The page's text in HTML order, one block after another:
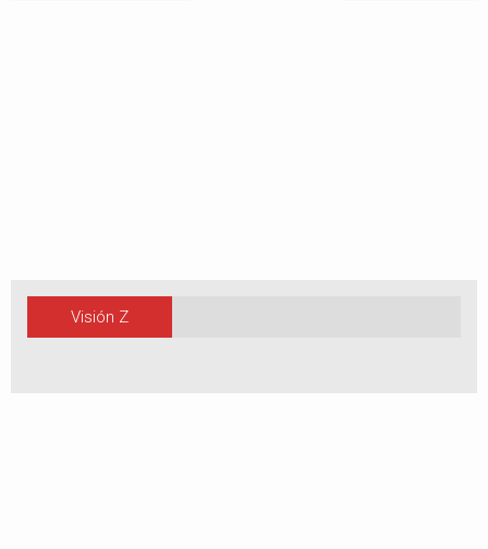
Visión Z